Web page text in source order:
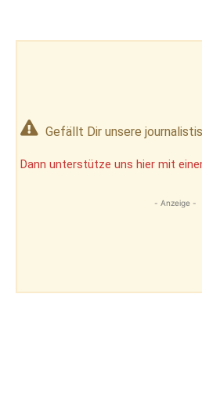
Gefällt Dir unsere
Dann unterstütze uns hier mit
- Anzeige -